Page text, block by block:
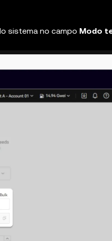
sistema no campo Modo